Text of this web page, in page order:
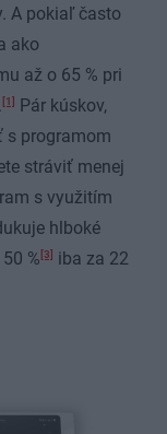
A pokiaľ často
ako
až o 65 % pri
[1] Pár kúskov,
s programom
stráviť menej
s využitím
hlboké
%[3] iba za 22